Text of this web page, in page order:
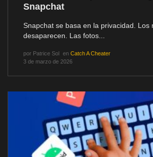
Snapchat
Snapchat se basa en la privacidad. Los
desaparecen. Las fotos...
por Patrice Sol en Catch A Cheater
3 de marzo de 2026